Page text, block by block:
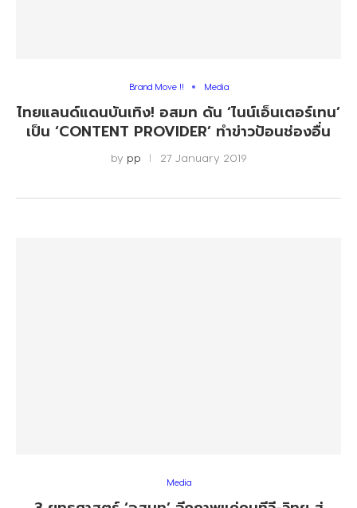
Brand Move !! Media
ไทยแลนด์แดนบันเทิง! อสมท ดัน ‘ไนน์เอ็นเตอร์เทน’
เป็น​ ‘CONTENT PROVIDER’ ทำข่าวป้อนช่องอื่น
by pp 27 January 2019
Media